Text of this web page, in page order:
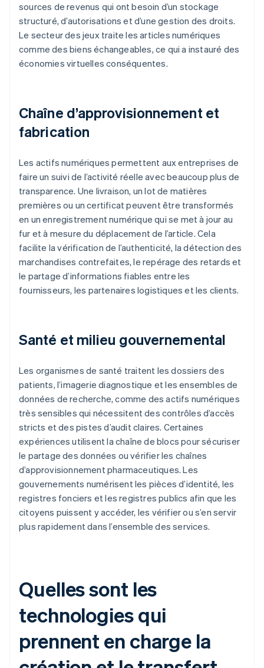
sources de revenus qui ont besoin d’un stockage
structuré, d’autorisations et d’une gestion des droits.
Le secteur des jeux traite les articles numériques
comme des biens échangeables, ce qui a instauré des
économies virtuelles conséquentes.
Chaîne d’approvisionnement et
fabrication
Les actifs numériques permettent aux entreprises de
faire un suivi de l’activité réelle avec beaucoup plus de
transparence. Une livraison, un lot de matières
premières ou un certificat peuvent être transformés
en un enregistrement numérique qui se met à jour au
fur et à mesure du déplacement de l’article. Cela
facilite la vérification de l’authenticité, la détection des
marchandises contrefaites, le repérage des retards et
le partage d’informations fiables entre les
fournisseurs, les partenaires logistiques et les clients.
Santé et milieu gouvernemental
Les organismes de santé traitent les dossiers des
patients, l’imagerie diagnostique et les ensembles de
données de recherche, comme des actifs numériques
très sensibles qui nécessitent des contrôles d’accès
stricts et des pistes d’audit claires. Certaines
expériences utilisent la chaîne de blocs pour sécuriser
le partage des données ou vérifier les chaînes
d’approvisionnement pharmaceutiques. Les
gouvernements numérisent les pièces d’identité, les
registres fonciers et les registres publics afin que les
citoyens puissent y accéder, les vérifier ou s’en servir
plus rapidement dans l’ensemble des services.
Quelles sont les
technologies qui
prennent en charge la